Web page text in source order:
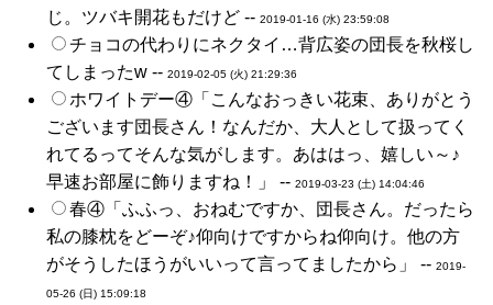
じ。ツバキ開花もだけど -- 2019-01-16 (水) 23:59:08
チョコの代わりにネクタイ…背広姿の団長を秋桜し
てしまったw -- 2019-02-05 (火) 21:29:36
ホワイトデー④「こんなおっきい花束、ありがとう
ございます団長さん！なんだか、大人として扱ってく
れてるってそんな気がします。あははっ、嬉しい～♪
早速お部屋に飾りますね！」 -- 2019-03-23 (土) 14:04:46
春④「ふふっ、おねむですか、団長さん。だったら
私の膝枕をどーぞ♪仰向けですからね仰向け。他の方
がそうしたほうがいいって言ってましたから」 -- 2019-
05-26 (日) 15:09:18